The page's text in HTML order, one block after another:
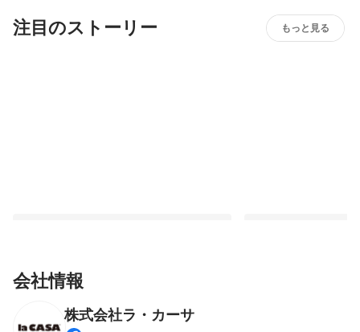
注目のストーリー もっと見る
【社員インタビュー#04】現場と仲間を支
会社情報
株式会社ラ・カーサ